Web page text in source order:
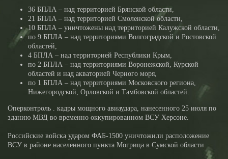
36 БПЛА – над территорией Брянской области,
21 БПЛА – над территорией Смоленской области,
10 БПЛА – уничтожены над территорией Калужской области,
по 9 БПЛА – над территориями Волгоградской и Ростовской
областей,
4 БПЛА – над территорией Республики Крым,
по 2 БПЛА – над территориями Воронежской, Курской
областей и над акваторией Черного моря,
по 1 БПЛА – над территориями Московского региона,
Нижегородской, Орловской и Тамбовской областей.
Оперконтроль . кадры мощного авиаудара, нанесенного 25 июля по
зданию МВД во временно оккупированном ВСУ Херсоне.
Российские войска ударом ФАБ-1500 уничтожили расположение
ВСУ в районе населенного пункта Могрица в Сумской области